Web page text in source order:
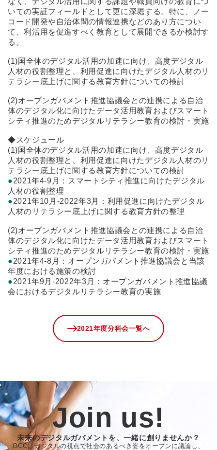
いての実証フィールドとして更に深堀する。特に、ノー
コード開発や自治体間の情報連携などのあり方につい
て、利活用を促進すべく教育として展開できるか検討す
る。
(1)国全体のデジタル活用の加速に向け、高度デジタル
人材の役割整理と、利用促進に向けたデジタル人材のリ
テラシー底上げに関する教育方針についての検討
(2)オープンガバメント推進協議会との連携による自治
体のデジタル化に向けたデータ活用教育およびスマート
シティ推進のためデジタルリテラシー教育の検討・実施
◆スケジュール
(1)国全体のデジタル活用の加速に向け、高度デジタル
人材の役割整理と、利用促進に向けたデジタル人材のリ
テラシー底上げに関する教育方針についての検討
●2021年4-9月：スマートシティ推進に向けたデジタル
人材の役割整理
●2021年10月-2022年3月：利用促進に向けたデジタル
人材のリテラシー底上げに関する教育方針の整理
(2)オープンガバメント推進協議会との連携による自治
体のデジタル化に向けたデータ活用教育およびスマート
シティ推進のためデジタルリテラシー教育の検討・実施
●2021年4-8月：オープンガバメント推進協議会と当該
年度における施策の検討
●2021年9月-2022年3月：オープンガバメント推進協議
会におけるデジタルリテラシー教育の実施
2021年度分科会一覧へ
Join us!
未来のデジタルガバメントを、一緒に創りませんか？
OGCはデジタルの視点で社会のあるべき姿をオープンに議論し、